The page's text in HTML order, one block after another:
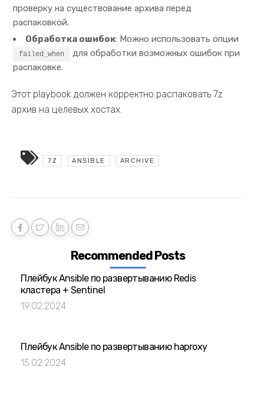
проверку на существование архива перед
распаковкой.
Обработка ошибок: Можно использовать опции
failed_when
для обработки возможных ошибок при
распаковке.
Этот playbook должен корректно распаковать 7z
архив на целевых хостах.
7Z ANSIBLE ARCHIVE
Recommended Posts
Плейбук Ansible по развертыванию Redis
кластера + Sentinel
19.02.2024
Плейбук Ansible по развертыванию haproxy
15.02.2024